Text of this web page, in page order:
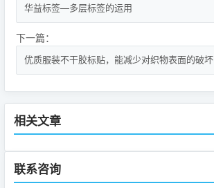
华益标签—多层标签的运用
下一篇：
优质服装不干胶标贴，能减少对织物表面的破坏
相关文章
联系咨询